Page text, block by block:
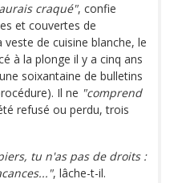
craqué", confie
et couvertes de
de cuisine blanche, le
à la plonge il y a cinq ans
soixantaine de bulletins
Il ne "comprend
refusé ou perdu, trois
tu n'as pas de droits :
, lâche-t-il.